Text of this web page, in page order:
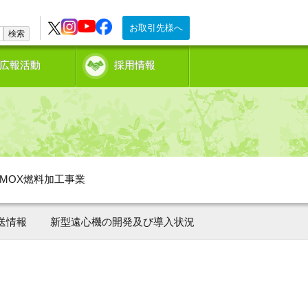
お取引先様へ
検索
報活動 採用情報
燃料加工事業
情報 新型遠心機の開発及び導入状況